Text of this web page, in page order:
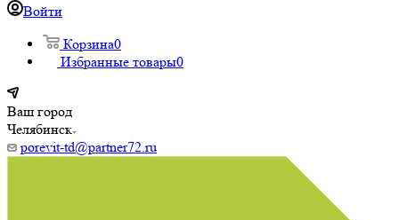
Войти
Корзина0
Избранные товары0
Ваш город
Челябинск
porevit-td@partner72.ru